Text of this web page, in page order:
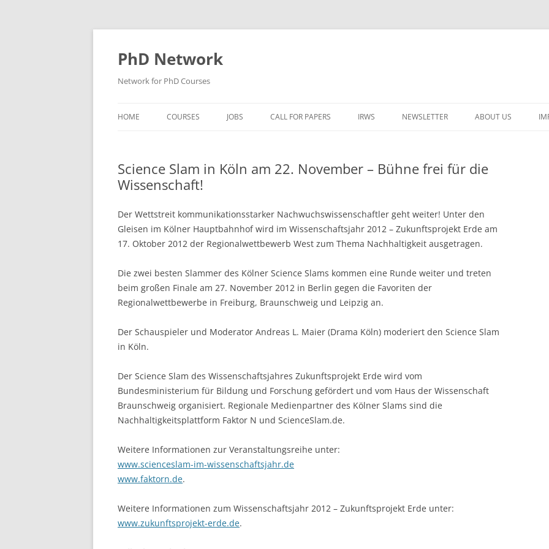
Skip
content
PhD Network
Network for PhD Courses
HOME COURSES
GESIS
GIGA HAMBURG
HSU HAMBURG
HWWI
LEUPHANA UNIVERSITY
UNIVERSITY OF HAMBURG – BWL
UNIVERSITY OF HAMBURG – WISO
UNIVERSITY OF HAMBURG – EPB
ARCHIVE
JOBS CALL FOR PAPERS IRWS
LECTURERS &
LECTURERS &
LECTURERS &
LECTURERS &
LECTURERS &
LECTURERS &
LECTURERS &
LECTURERS &
PROGRAMME
REGISTRATION
CASH BUDGET 2015
TRAVEL INFORMATION
ORGANISERS & SUPPORTERS
IRWS NETWORK
NEWSLETTER ABOUT US
Science Slam in Köln am 22. November – Bühne frei für die
Wissenschaft!
Der Wettstreit kommunikationsstarker Nachwuchswissenschaftler geht weiter! Unter den
Gleisen im Kölner Hauptbahnhof wird im Wissenschaftsjahr 2012 – Zukunftsprojekt Erde am
17. Oktober 2012 der Regionalwettbewerb West zum Thema Nachhaltigkeit ausgetragen.
Die zwei besten Slammer des Kölner Science Slams kommen eine Runde weiter und treten
beim großen Finale am 27. November 2012 in Berlin gegen die Favoriten der
Regionalwettbewerbe in Freiburg, Braunschweig und Leipzig an.
Der Schauspieler und Moderator Andreas L. Maier (Drama Köln) moderiert den Science Slam
in Köln.
Der Science Slam des Wissenschaftsjahres Zukunftsprojekt Erde wird vom
Bundesministerium für Bildung und Forschung gefördert und vom Haus der Wissenschaft
Braunschweig organisiert. Regionale Medienpartner des Kölner Slams sind die
Nachhaltigkeitsplattform Faktor N und ScienceSlam.de.
Weitere Informationen zur Veranstaltungsreihe unter:
www.scienceslam-im-wissenschaftsjahr.de
www.faktorn.de.
Weitere Informationen zum Wissenschaftsjahr 2012 – Zukunftsprojekt Erde unter:
www.zukunftsprojekt-erde.de.